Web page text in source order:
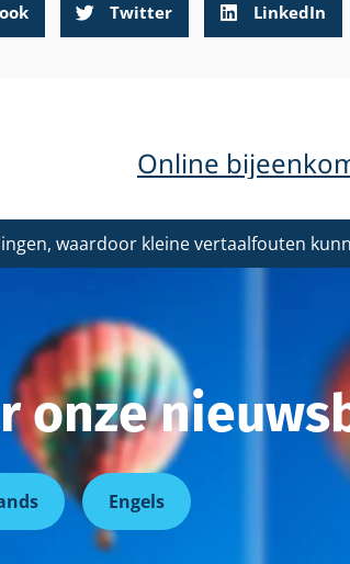
Twitter LinkedIn
Online
waardoor kleine vertaalfouten
onze
Engels